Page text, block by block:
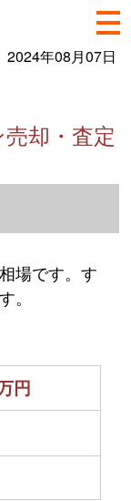
2024年08月07日
却・査定
報（2023
場です。す
。
円